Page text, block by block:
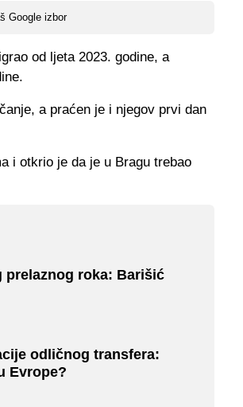
Google izbor
od ljeta 2023. godine, a
a praćen je i njegov prvi dan
i otkrio je da je u Bragu trebao
prelaznog roka: Barišić
odličnog transfera:
Evrope?